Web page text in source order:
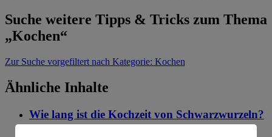
Suche weitere Tipps & Tricks zum Thema
„Kochen“
Zur Suche vorgefiltert nach Kategorie: Kochen
Ähnliche Inhalte
Wie lang ist die Kochzeit von Schwarzwurzeln?